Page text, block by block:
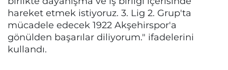
hareket etmek istiyoruz. 3. Lig 2. Grup'ta
mücadele edecek 1922 Akşehirspor'a
gönülden başarılar diliyorum." ifadelerini
kullandı.